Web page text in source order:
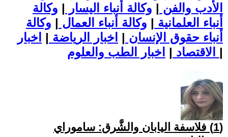
الأدب والفن | وكالة أنباء اليسار | وكالة
أنباء العلمانية | وكالة أنباء العمال | وكالة
أنباء حقوق الإنسان | اخبار الرياضة | اخبار
الاقتصاد | |
(1) فلاسفة اليابان والشَّرق: ساموراي